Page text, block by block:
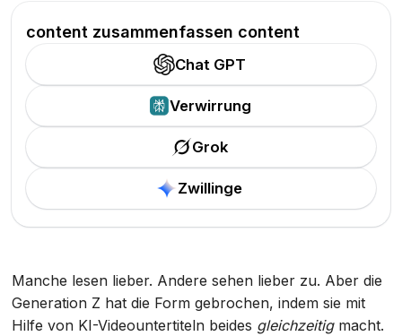
content zusammenfassen content
Chat GPT
Verwirrung
Grok
Zwillinge
Manche lesen lieber. Andere sehen lieber zu. Aber die
Generation Z hat die Form gebrochen, indem sie mit
Hilfe von KI-Videountertiteln beides gleichzeitig macht.